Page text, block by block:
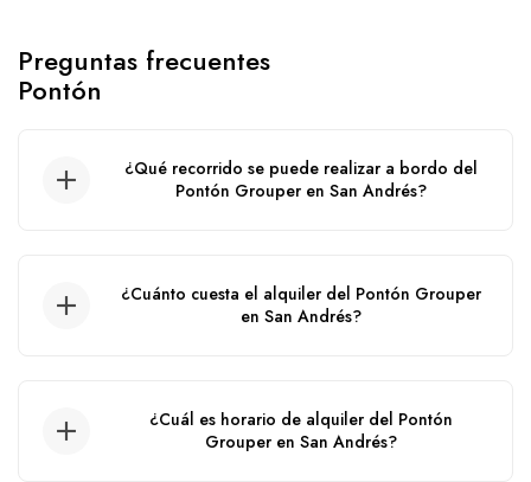
Preguntas frecuentes
Pontón
¿Qué recorrido se puede realizar a bordo del
Pontón Grouper en San Andrés?
¿Cuánto cuesta el alquiler del Pontón Grouper
en San Andrés?
servicio, ya que aplican precios por cambio de
¿Cuál es horario de alquiler del Pontón
Grouper en San Andrés?